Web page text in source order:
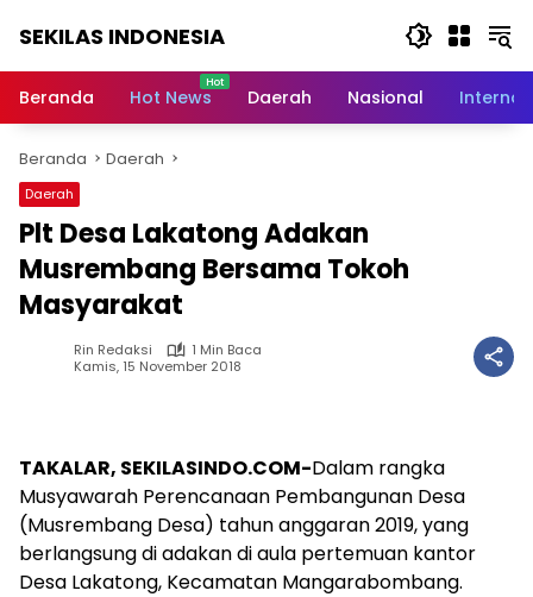
SEKILAS INDONESIA
Terkini,
Latest
World,
Headlines,
News
Today
Beranda Hot News Daerah Nasional
Beranda Daerah
Daerah
Plt Desa Lakatong Adakan
Musrembang Bersama Tokoh
Masyarakat
Rin Redaksi
1 Min Baca
Kamis, 15 November 2018
TAKALAR, SEKILASINDO.COM-Dalam rangka
Musyawarah Perencanaan Pembangunan Desa
(Musrembang Desa) tahun anggaran 2019, yang
berlangsung di adakan di aula pertemuan kantor
Desa Lakatong, Kecamatan Mangarabombang.